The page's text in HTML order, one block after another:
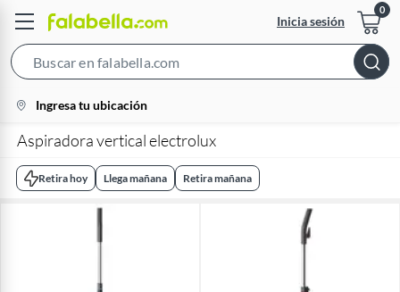
Inicia sesión
Bar
location-
icon
Ingresa tu ubicación
Aspiradora vertical electrolux
Retira hoy Llega mañana Retira mañana